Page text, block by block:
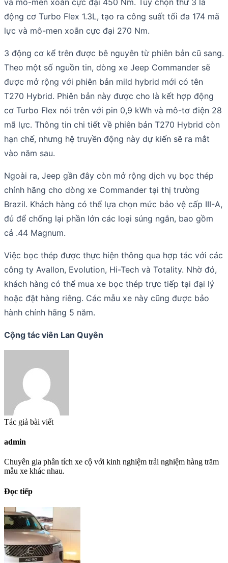
động cơ Turbo Flex 1.3L, tạo ra công suất tối đa 174 mã
lực và mô-men xoắn cực đại 270 Nm.
3 động cơ kể trên được bê nguyên từ phiên bản cũ sang.
Theo một số nguồn tin, dòng xe Jeep Commander sẽ
được mở rộng với phiên bản mild hybrid mới có tên
T270 Hybrid. Phiên bản này được cho là kết hợp động
cơ Turbo Flex nói trên với pin 0,9 kWh và mô-tơ điện 28
mã lực. Thông tin chi tiết về phiên bản T270 Hybrid còn
hạn chế, nhưng hệ truyền động này dự kiến sẽ ra mắt
vào năm sau.
Ngoài ra, Jeep gần đây còn mở rộng dịch vụ bọc thép
chính hãng cho dòng xe Commander tại thị trường
Brazil. Khách hàng có thể lựa chọn mức bảo vệ cấp III-A,
đủ để chống lại phần lớn các loại súng ngắn, bao gồm
cả .44 Magnum.
Việc bọc thép được thực hiện thông qua hợp tác với các
công ty Avallon, Evolution, Hi-Tech và Totality. Nhờ đó,
khách hàng có thể mua xe bọc thép trực tiếp tại đại lý
hoặc đặt hàng riêng. Các mẫu xe này cũng được bảo
hành chính hãng 5 năm.
Cộng tác viên Lan Quyên
Tác giả bài viết
admin
Chuyên gia phân tích xe cộ với kinh nghiệm trải nghiệm hàng trăm
mẫu xe khác nhau.
Đọc tiếp